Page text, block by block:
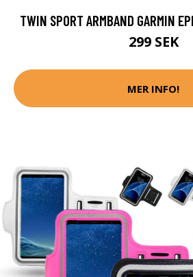
TWIN SPORT ARMBAND GARMIN
299 SEK
MER INFO!